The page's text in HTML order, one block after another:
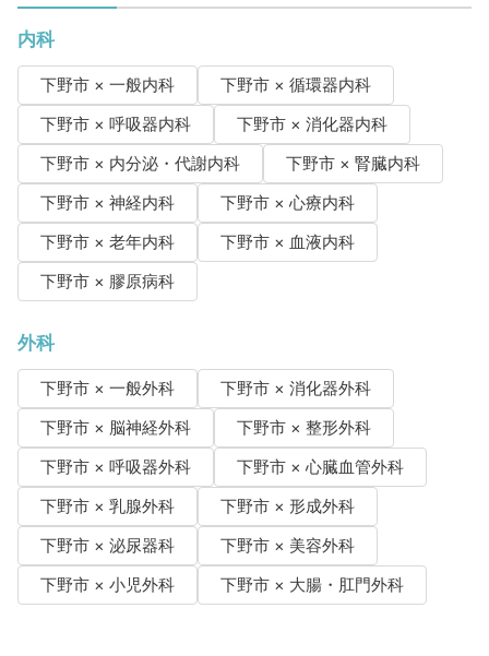
内科
下野市 × 一般内科
下野市 × 循環器内科
下野市 × 呼吸器内科
下野市 × 消化器内科
下野市 × 内分泌・代謝内科
下野市 × 腎臓内科
下野市 × 神経内科
下野市 × 心療内科
下野市 × 老年内科
下野市 × 血液内科
下野市 × 膠原病科
外科
下野市 × 一般外科
下野市 × 消化器外科
下野市 × 脳神経外科
下野市 × 整形外科
下野市 × 呼吸器外科
下野市 × 心臓血管外科
下野市 × 乳腺外科
下野市 × 形成外科
下野市 × 泌尿器科
下野市 × 美容外科
下野市 × 小児外科
下野市 × 大腸・肛門外科